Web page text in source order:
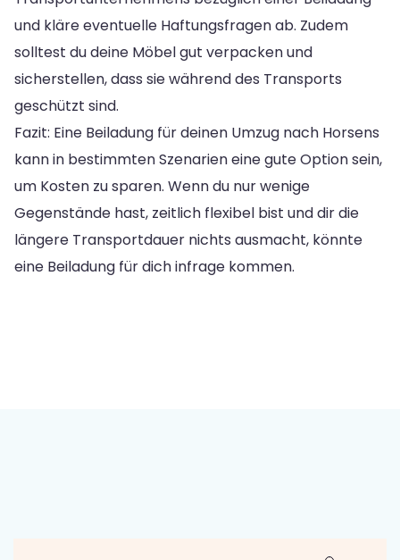
und kläre eventuelle Haftungsfragen ab. Zudem
solltest du deine Möbel gut verpacken und
sicherstellen, dass sie während des Transports
geschützt sind.
Fazit: Eine Beiladung für deinen Umzug nach Horsens
kann in bestimmten Szenarien eine gute Option sein,
um Kosten zu sparen. Wenn du nur wenige
Gegenstände hast, zeitlich flexibel bist und dir die
längere Transportdauer nichts ausmacht, könnte
eine Beiladung für dich infrage kommen.